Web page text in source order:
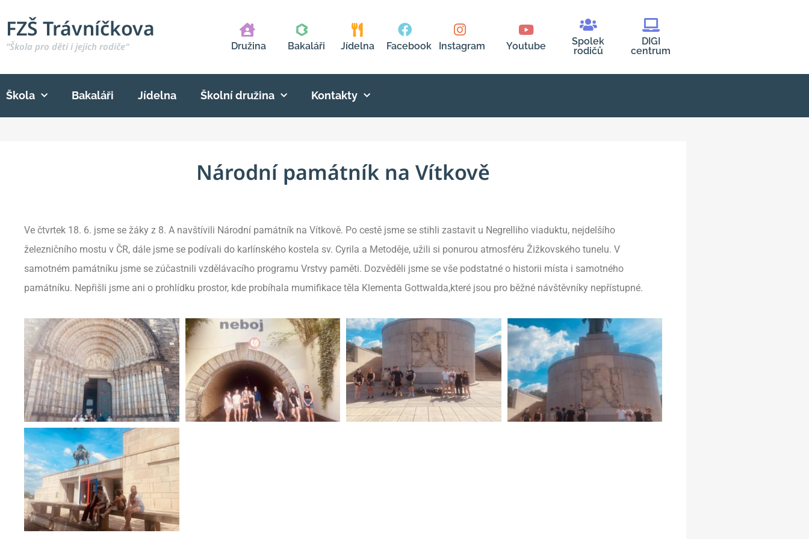
FZŠ Trávníčkova
“Škola pro děti i jejich rodiče“ Družina Bakaláři Jídelna Facebook Instagram Youtube
Spolek
rodičů
DIGI
centrum
Škola Bakaláři Jídelna Školní družina Kontakty
Národní památník na Vítkově
Ve čtvrtek 18. 6. jsme se žáky z 8. A navštívili Národní památník na Vítkově. Po cestě jsme se stihli zastavit u Negrelliho viaduktu, nejdelšího
železničního mostu v ČR, dále jsme se podívali do karlínského kostela sv. Cyrila a Metoděje, užili si ponurou atmosféru Žižkovského tunelu. V
samotném památníku jsme se zúčastnili vzdělávacího programu Vrstvy paměti. Dozvěděli jsme se vše podstatné o historii místa i samotného
památníku. Nepřišli jsme ani o prohlídku prostor, kde probíhala mumifikace těla Klementa Gottwalda,které jsou pro běžné návštěvníky nepřístupné.